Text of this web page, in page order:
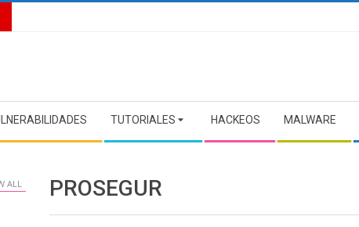
TUTORIALES HACKEOS MALWARE
PROSEGUR
ALL